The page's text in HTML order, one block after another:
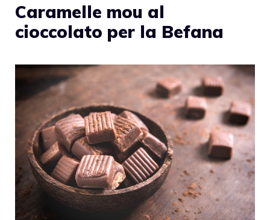
Caramelle mou al
cioccolato per la Befana